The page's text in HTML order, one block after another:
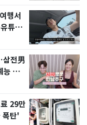
행서
튜브
전男
능 화
29만
탄'